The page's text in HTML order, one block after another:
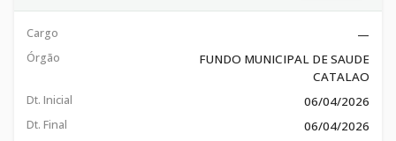
Cargo —
Órgão
FUNDO MUNICIPAL DE SAUDE
CATALAO
Dt. Inicial 06/04/2026
Dt. Final 06/04/2026